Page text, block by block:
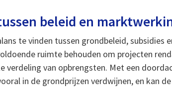
beleid en
te vinden tussen grondbeleid, subsidies
ruimte behouden om projecten
verdeling van opbrengsten. Met een
in de grondprijzen verdwijnen, en kan